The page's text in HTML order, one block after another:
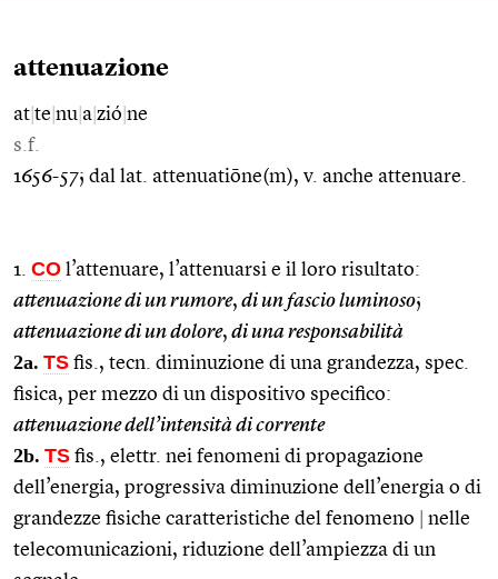
attenuazione
at te nu a zió ne
s.f.
1656-57; dal lat. attenuatiōne(m), v. anche attenuare.
1. CO l’attenuare, l’attenuarsi e il loro risultato:
attenuazione di un rumore, di un fascio luminoso;
attenuazione di un dolore, di una responsabilità
2a. TS fis., tecn. diminuzione di una grandezza, spec.
fisica, per mezzo di un dispositivo specifico:
attenuazione dell’intensità di corrente
2b. TS fis., elettr. nei fenomeni di propagazione
dell’energia, progressiva diminuzione dell’energia o di
grandezze fisiche caratteristiche del fenomeno
nelle
telecomunicazioni, riduzione dell’ampiezza di un